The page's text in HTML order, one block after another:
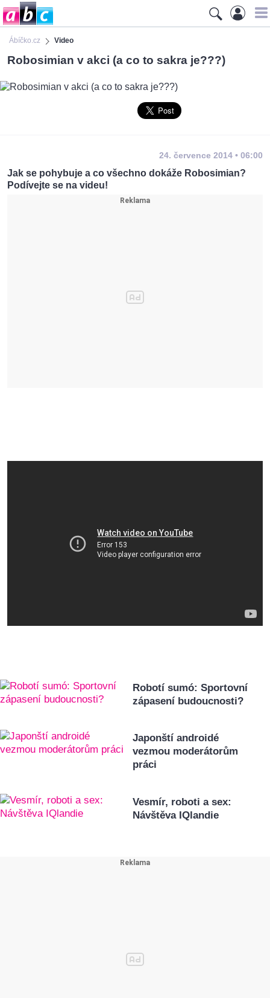
Ábíčko.cz Video
Robosimian v akci (a co to sakra je???)
24. července 2014 • 06:00
Jak se pohybuje a co všechno dokáže Robosimian?
Podívejte se na videu!
Robotí sumó: Sportovní
zápasení budoucnosti?
Japonští androidé
vezmou moderátorům
práci
Vesmír, roboti a sex:
Návštěva IQlandie